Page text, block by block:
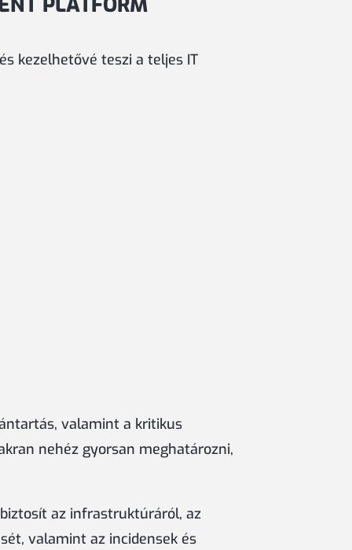
kezelhetővé teszi a teljes IT
valamint a kritikus
nehéz gyorsan meghatározni,
az infrastruktúráról, az
valamint az incidensek és